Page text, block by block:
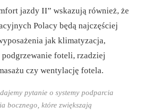
jazdy II” wskazują również, że
Polacy będą najczęściej
jak klimatyzacja,
foteli, rzadziej
czy wentylację fotela.
pytanie o systemy podparcia
bocznego, które zwiększają